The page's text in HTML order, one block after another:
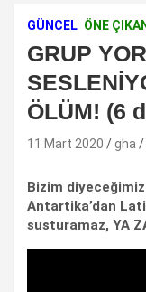
GÜNCEL ÖNE
GRUP
ÖLÜM! (6
11 Mart 2020 gha
Bizim
Antartika’dan
susturamaz, YA